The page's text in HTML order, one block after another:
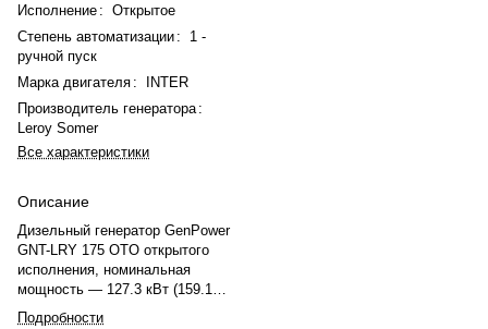
Исполнение : Открытое
Степень автоматизации :
1 -
ручной пуск
Марка двигателя :
INTER
Производитель генератора :
Leroy Somer
Все характеристики
Описание
Дизельный генератор GenPower
GNT-LRY 175 OTO открытого
исполнения, номинальная
мощность — 127.3 кВт (159.1
кВА), максимальная — 140 кВт
Подробности